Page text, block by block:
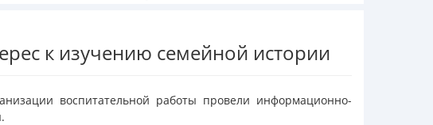
к изучению семейной истории
воспитательной работы провели информационно-